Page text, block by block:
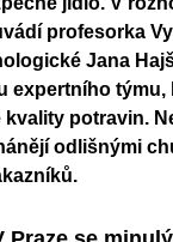
profesorka
Jana
expertního týmu,
kvality potravin.
odlišnými